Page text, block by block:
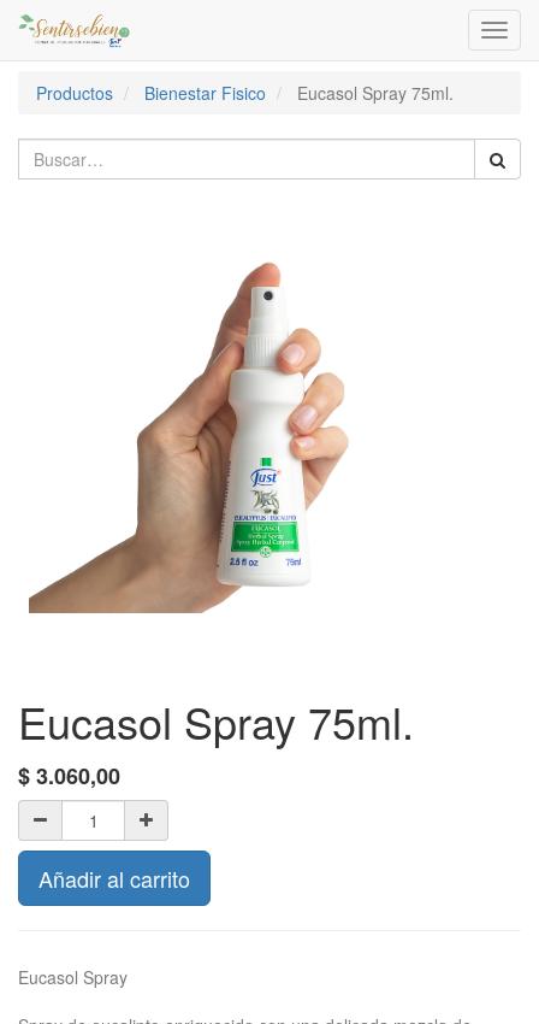
Productos
Bienestar Fisico Eucasol Spray 75ml.
Eucasol Spray 75ml.
$3.060,00
Añadir al carrito
Eucasol Spray